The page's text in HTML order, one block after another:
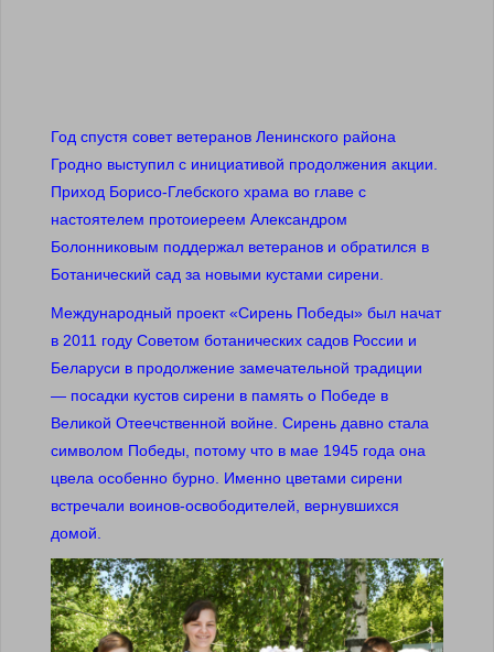
Год спустя совет ветеранов Ленинского района
Гродно выступил с инициативой продолжения акции.
Приход Борисо-Глебского храма во главе с
настоятелем протоиереем Александром
Болонниковым поддержал ветеранов и обратился в
Ботанический сад за новыми кустами сирени.
Международный проект «Сирень Победы» был начат
в 2011 году Советом ботанических садов России и
Беларуси в продолжение замечательной традиции
— посадки кустов сирени в память о Победе в
Великой Отеечственной войне. Сирень давно стала
символом Победы, потому что в мае 1945 года она
цвела особенно бурно. Именно цветами сирени
встречали воинов-освободителей, вернувшихся
домой.